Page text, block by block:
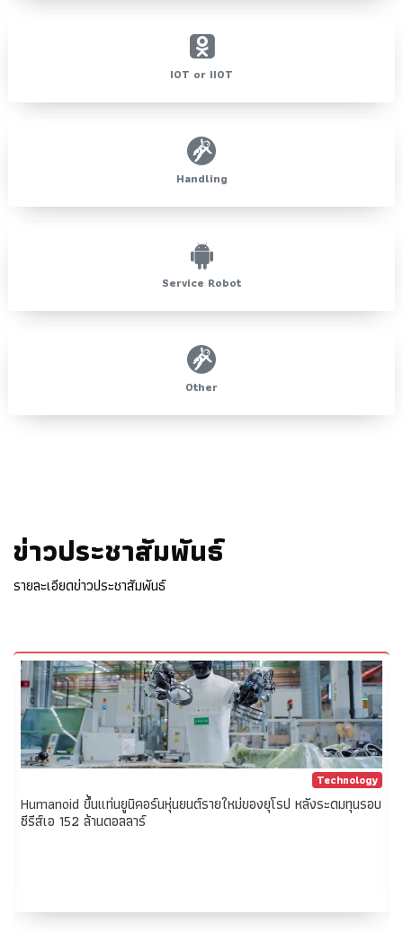
IOT or IIOT
Handling
Service Robot
Other
ข่าวประชาสัมพันธ์
รายละเอียดข่าวประชาสัมพันธ์
Technology
เตือน SMB! โทรจันปลอมเป็น AI ตัวท็อป ChatGPT-DeepSeek-
Claude-Gemini